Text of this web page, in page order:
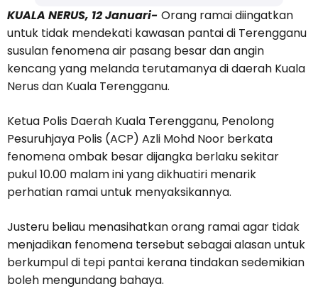
KUALA NERUS, 12 Januari- Orang ramai diingatkan
untuk tidak mendekati kawasan pantai di Terengganu
susulan fenomena air pasang besar dan angin
kencang yang melanda terutamanya di daerah Kuala
Nerus dan Kuala Terengganu.
Ketua Polis Daerah Kuala Terengganu, Penolong
Pesuruhjaya Polis (ACP) Azli Mohd Noor berkata
fenomena ombak besar dijangka berlaku sekitar
pukul 10.00 malam ini yang dikhuatiri menarik
perhatian ramai untuk menyaksikannya.
Justeru beliau menasihatkan orang ramai agar tidak
menjadikan fenomena tersebut sebagai alasan untuk
berkumpul di tepi pantai kerana tindakan sedemikian
boleh mengundang bahaya.